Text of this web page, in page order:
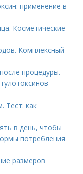
применение в
Косметические
Комплексный
процедуры.
Тест: как
в день, чтобы
потребления
размеров